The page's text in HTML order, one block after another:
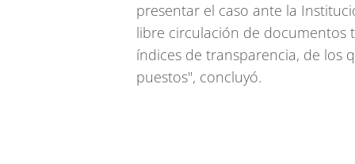
presentar el caso ante la
libre circulación de documentos
índices de transparencia, de los
puestos", concluyó.